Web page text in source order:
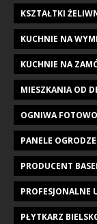
KSZTAŁTKI
KUCHNIE NA
KUCHNIE NA
MIESZKANIA OD
OGNIWA
PANELE
PRODUCENT
PROFESJONALNE
PŁYTKARZ